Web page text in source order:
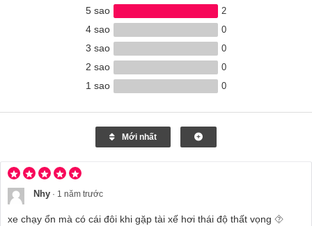
5 sao 2
4 sao 0
3 sao 0
2 sao 0
1 sao 0
Mới nhất
Nhy · 1 năm trước
xe chạy ổn mà có cái đôi khi gặp tài xế hơi thái độ thất vọng ⯑